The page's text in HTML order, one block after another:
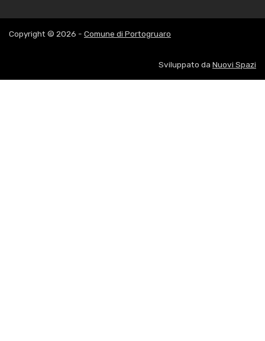
Copyright © 2026 - Comune di Portogruaro
Sviluppato da Nuovi Spazi